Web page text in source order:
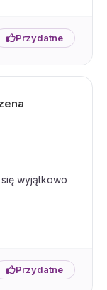
Przydatne
się wyjątkowo
Przydatne